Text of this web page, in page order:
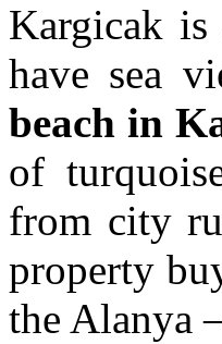
Kargicak
have sea
beach in
of
from city
property
the Alanya